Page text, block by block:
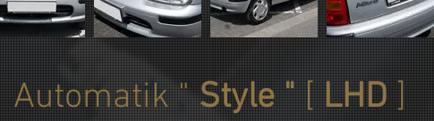
Automatik "Style " [ LHD ]